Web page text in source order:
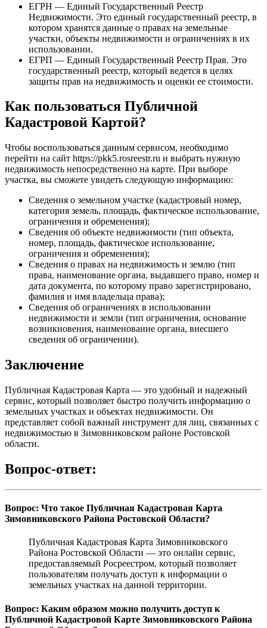
ЕГРН — Единый Государственный Реестр
Недвижимости. Это единый государственный реестр, в
котором хранятся данные о правах на земельные
участки, объекты недвижимости и ограничениях в их
использовании.
ЕГРП — Единый Государственный Реестр Прав. Это
государственный реестр, который ведется в целях
защиты прав на недвижимость и оценки ее стоимости.
Как пользоваться Публичной
Кадастровой Картой?
Чтобы воспользоваться данным сервисом, необходимо
перейти на сайт https://pkk5.rosreestr.ru и выбрать нужную
недвижимость непосредственно на карте. При выборе
участка, вы сможете увидеть следующую информацию:
Сведения о земельном участке (кадастровый номер,
категория земель, площадь, фактическое использование,
ограничения и обременения);
Сведения об объекте недвижимости (тип объекта,
номер, площадь, фактическое использование,
ограничения и обременения);
Сведения о правах на недвижимость и землю (тип
права, наименование органа, выдавшего право, номер и
дата документа, по которому право зарегистрировано,
фамилия и имя владельца права);
Сведения об ограничениях в использовании
недвижимости и земли (тип ограничения, основание
возникновения, наименование органа, внесшего
сведения об ограничении).
Заключение
Публичная Кадастровая Карта — это удобный и надежный
сервис, который позволяет быстро получить информацию о
земельных участках и объектах недвижимости. Он
представляет собой важный инструмент для лиц, связанных с
недвижимостью в Зимовниковском районе Ростовской
области.
Вопрос-ответ:
Вопрос: Что такое Публичная Кадастровая Карта
Зимовниковского Района Ростовской Области?
Публичная Кадастровая Карта Зимовниковского
Района Ростовской Области — это онлайн сервис,
предоставляемый Росреестром, который позволяет
пользователям получать доступ к информации о
земельных участках на данной территории.
Вопрос: Каким образом можно получить доступ к
Публичной Кадастровой Карте Зимовниковского Района